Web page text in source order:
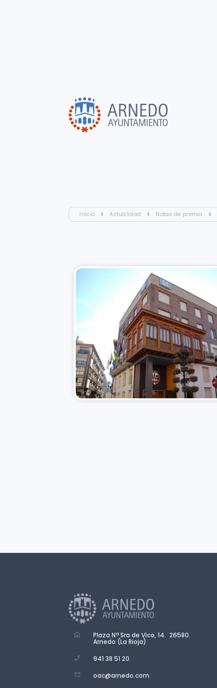
Inicio I Actualidad I Notas de prensa I
Plaza Nª Sra de Vico, 14. 26580.
Arnedo (La Rioja)
941 38 51 20
oac@arnedo.com